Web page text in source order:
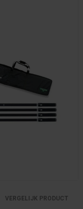
VERGELIJK PRODUCT